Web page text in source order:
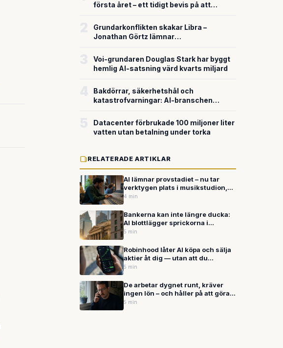
första året – ett tidigt bevis på att
försvarsteknik
Grundarkonflikten skakar Libra –
Jonathan Görtz lämnar
miljardvärderingen
Voi-grundaren Douglas Stark har byggt
hemlig AI-satsning värd kvarts miljard
Bakdörrar, säkerhetshål och
katastrofvarningar: AI-branschen
Datacenter förbrukade 100 miljoner liter
vatten utan betalning under torka
RELATERADE ARTIKLAR
AI lämnar provstadiet – nu tar
verktygen plats i musikstudion,
kodbunkern och din vardag
4 min
Bankerna kan inte längre ducka:
AI blottlägger sprickorna i
grunden – och erbjuder den
5 min
Robinhood låter AI köpa och sälja
aktier åt dig — utan att du
godkänner varje affär
5 min
De arbetar dygnet runt, kräver
ingen lön – och håller på att göra
hela yrkesgrupper överflödiga
5 min